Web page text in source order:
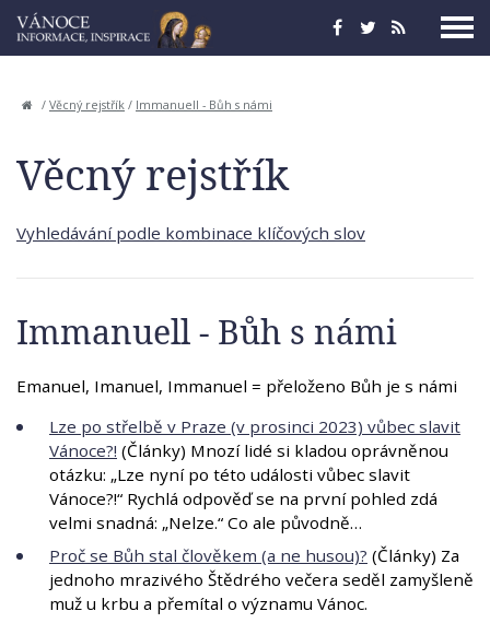
/ Věcný rejstřík / Immanuell - Bůh s námi
Věcný rejstřík
Vyhledávání podle kombinace klíčových slov
Immanuell - Bůh s námi
Emanuel, Imanuel, Immanuel = přeloženo Bůh je s námi
Lze po střelbě v Praze (v prosinci 2023) vůbec slavit
Vánoce?! (Články) Mnozí lidé si kladou oprávněnou
otázku: „Lze nyní po této události vůbec slavit
Vánoce?!“ Rychlá odpověď se na první pohled zdá
velmi snadná: „Nelze.“ Co ale původně…
Proč se Bůh stal člověkem (a ne husou)? (Články) Za
jednoho mrazivého Štědrého večera seděl zamyšleně
muž u krbu a přemítal o významu Vánoc.